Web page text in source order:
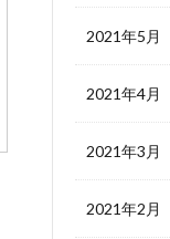
2021年5月
2021年4月
2021年3月
2021年2月